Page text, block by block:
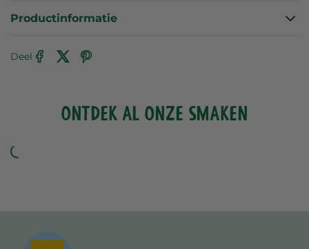
Productinformatie
Deel
ONTDEK AL ONZE SMAKEN